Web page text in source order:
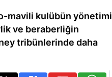
mavili kulübün yönetimi
ve beraberliğin
tribünlerinde daha